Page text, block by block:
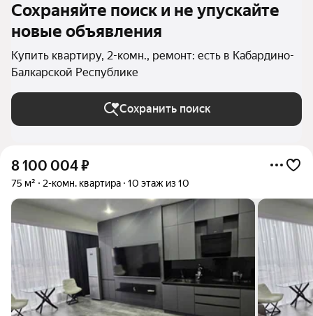
Сохраняйте поиск и не упускайте
новые объявления
Купить квартиру, 2-комн., ремонт: есть в Кабардино-
Балкарской Республике
Сохранить поиск
8 100 004₽
75 м² 2-комн. квартира 10 этаж из 10